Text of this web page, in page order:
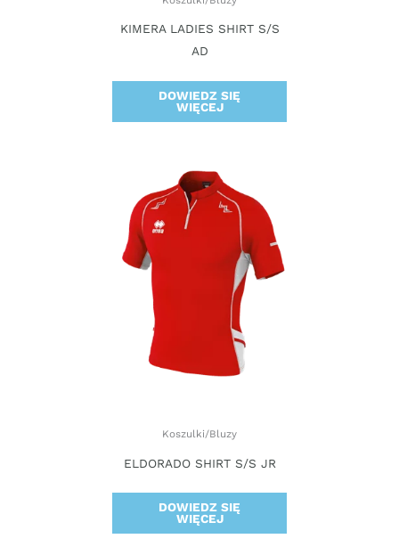
KIMERA LADIES SHIRT S/S
AD
DOWIEDZ SIĘ
WIĘCEJ
Koszulki/Bluzy
ELDORADO SHIRT S/S JR
DOWIEDZ SIĘ
WIĘCEJ